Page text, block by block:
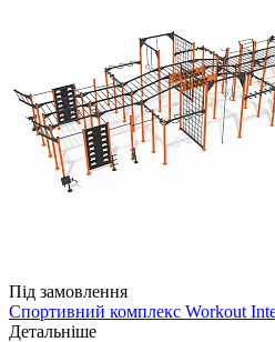
Під замовлення
Спортивний комплекс Workout
Детальніше